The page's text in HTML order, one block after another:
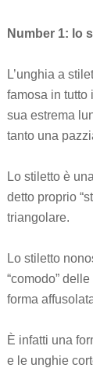
Number 1: lo
L’unghia a
famosa in tutto
sua estrema
tanto una
Lo stiletto è
detto proprio
triangolare.
Lo stiletto
“comodo”
forma
È infatti una
e le unghie